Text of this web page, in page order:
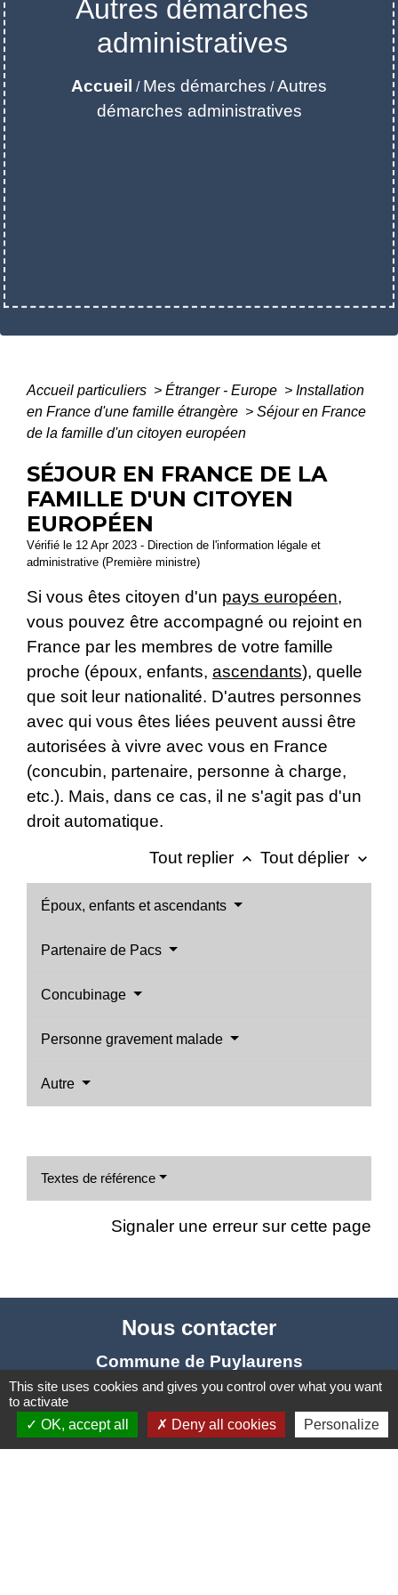
Autres démarches
administratives
Accueil / Mes démarches /Autres
démarches administratives
Accueil particuliers > Étranger - Europe > Installation
en France d'une famille étrangère > Séjour en France
de la famille d'un citoyen européen
SÉJOUR EN FRANCE DE LA
FAMILLE D'UN CITOYEN
EUROPÉEN
Vérifié le 12 Apr 2023 - Direction de l'information légale et
administrative (Première ministre)
Si vous êtes citoyen d'un pays européen,
vous pouvez être accompagné ou rejoint en
France par les membres de votre famille
proche (époux, enfants, ascendants), quelle
que soit leur nationalité. D'autres personnes
avec qui vous êtes liées peuvent aussi être
autorisées à vivre avec vous en France
(concubin, partenaire, personne à charge,
etc.). Mais, dans ce cas, il ne s'agit pas d'un
droit automatique.
Tout replier keyboard_arrow_up Tout déplier keyboard_arrow_down
Époux, enfants et ascendants
Partenaire de Pacs
Concubinage
Personne gravement malade
Autre
Textes de référence
Signaler une erreur sur cette page
Nous contacter
Commune de Puylaurens
1 rue de la Mairie
81700 Puylaurens - FRANCE
+33 5 63 75 00 18
This site uses cookies and gives you control over what you want
to activate
OK, accept all
Deny all cookies Personalize